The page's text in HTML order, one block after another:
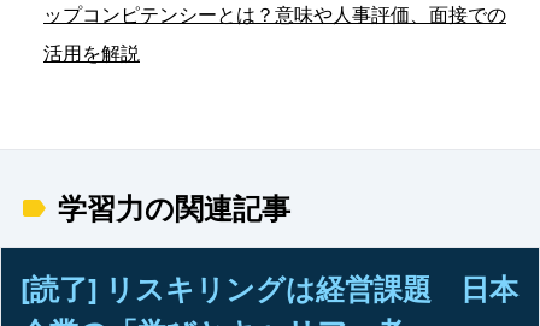
ップコンピテンシーとは？意味や人事評価、面接での
活用を解説
学習力の関連記事
[読了] リスキリングは経営課題 日本